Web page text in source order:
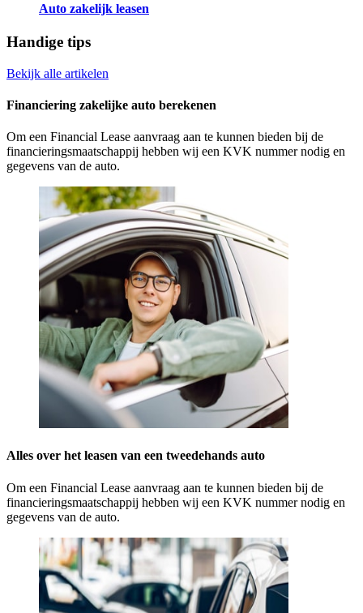
Auto zakelijk leasen
Handige tips
Bekijk alle artikelen
Financiering zakelijke auto berekenen
Om een Financial Lease aanvraag aan te kunnen bieden bij de
financieringsmaatschappij hebben wij een KVK nummer nodig en
gegevens van de auto.
Alles over het leasen van een tweedehands auto
Om een Financial Lease aanvraag aan te kunnen bieden bij de
financieringsmaatschappij hebben wij een KVK nummer nodig en
gegevens van de auto.